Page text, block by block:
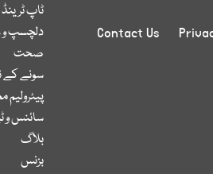
Contact Us
ٹاپ ٹرینڈ
دلچسپ
صحت
سونے کے
سائنس و
بلاگ
بزنس